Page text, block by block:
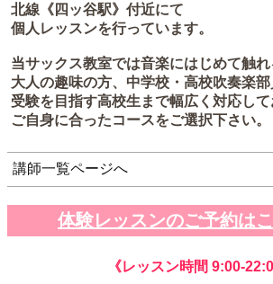
北線《四ッ谷駅》付近にて
個人レッスンを行っています。
当サックス教室では音楽にはじめて触
大人の趣味の方、中学校・高校吹奏楽
受験を目指す高校生まで幅広く対応して
ご自身に合ったコースをご選択下さい。
講師一覧ページへ
体験レッスンのご予約は
《レッスン時間 9:00-